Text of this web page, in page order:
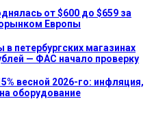
от $600 до $659 за
Европы
петербургских магазинах
— ФАС начало проверку
весной 2026-го: инфляция,
оборудование